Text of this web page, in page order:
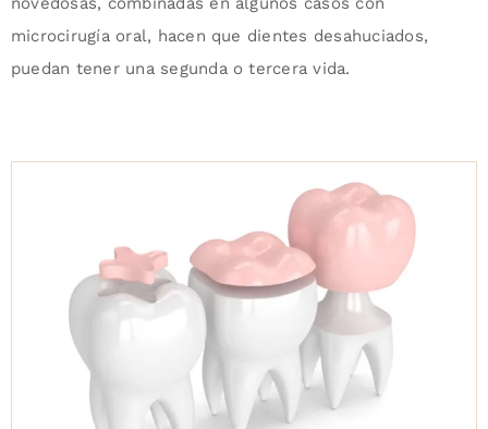
microcirugía oral, hacen que dientes desahuciados,
puedan tener una segunda o tercera vida.